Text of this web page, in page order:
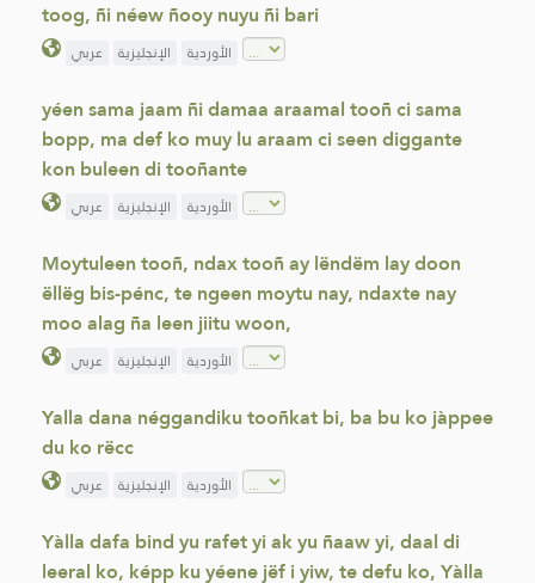
toog, ñi néew ñooy nuyu ñi bari
عربي الإنجليزية الأوردية
yéen sama jaam ñi damaa araamal tooñ ci sama
bopp, ma def ko muy lu araam ci seen diggante
kon buleen di tooñante
عربي الإنجليزية الأوردية
Moytuleen tooñ, ndax tooñ ay lëndëm lay doon
ëllëg bis-pénc, te ngeen moytu nay, ndaxte nay
moo alag ña leen jiitu woon,
عربي الإنجليزية الأوردية
Yalla dana néggandiku tooñkat bi, ba bu ko jàppee
du ko rëcc
عربي الإنجليزية الأوردية
Yàlla dafa bind yu rafet yi ak yu ñaaw yi, daal di
leeral ko, képp ku yéene jëf i yiw, te defu ko, Yàlla